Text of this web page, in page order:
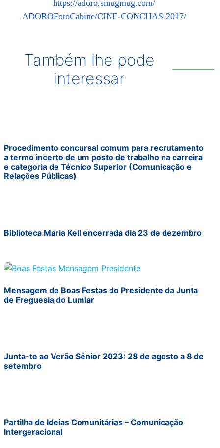
https://adoro.smugmug.com/
ADOROFotoCabine/CINE-CONCHAS-2017/
Também lhe pode
interessar
Procedimento concursal comum para recrutamento
a termo incerto de um posto de trabalho na carreira
e categoria de Técnico Superior (Comunicação e
Relações Públicas)
Biblioteca Maria Keil encerrada dia 23 de dezembro
Mensagem de Boas Festas do Presidente da Junta
de Freguesia do Lumiar
Junta-te ao Verão Sénior 2023: 28 de agosto a 8 de
setembro
Partilha de Ideias Comunitárias – Comunicação
Intergeracional